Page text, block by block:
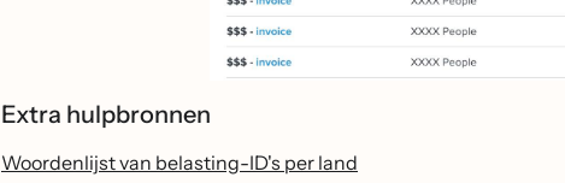
Extra hulpbronnen
Woordenlijst van belasting-ID's per land